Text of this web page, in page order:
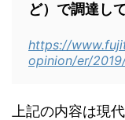
ど）で調達し
https://
opinion/er/
上記の内容は現